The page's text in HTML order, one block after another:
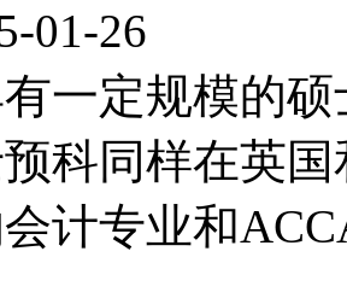
01-26
一定规模的
科同样在英
计专业和